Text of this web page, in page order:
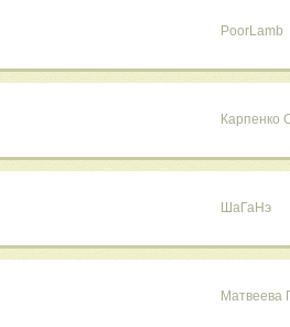
PoorLamb
Карпенко
ШаГаНэ
Матвеева